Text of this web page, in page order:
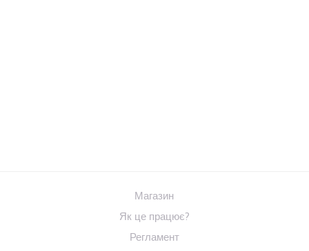
Магазин
Як це працює?
Регламент